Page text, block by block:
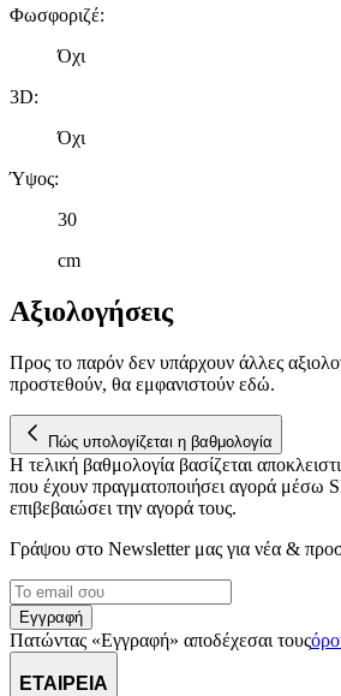
Φωσφοριζέ:
Όχι
3D:
Όχι
Ύψος:
30
cm
Αξιολογήσεις
Προς το παρόν δεν υπάρχουν άλλες
προστεθούν, θα εμφανιστούν εδώ.
Πώς υπολογίζεται η βαθμολογία
Η τελική βαθμολογία βασίζεται
που έχουν πραγματοποιήσει αγορά μέσω
επιβεβαιώσει την αγορά τους.
Γράψου στο Νewsletter μας για νέα &
Εγγραφή
Πατώντας «Εγγραφή» αποδέχεσαι τους
ΕΤΑΙΡΕΙΑ